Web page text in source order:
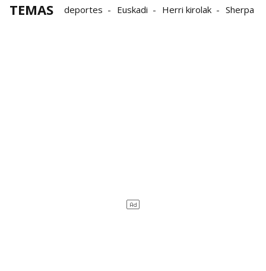
TEMAS deportes Euskadi Herri kirolak Sherpa